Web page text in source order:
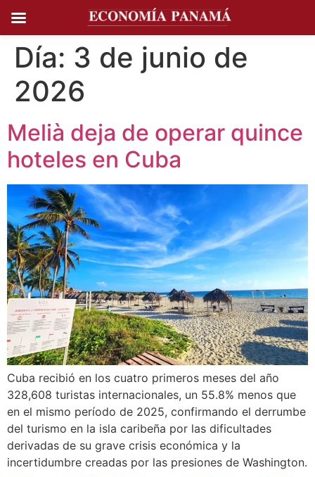
Ir al
contenido
Día: 3 de junio de
2026
Melià deja de operar quince
hoteles en Cuba
Cuba recibió en los cuatro primeros meses del año
328,608 turistas internacionales, un 55.8% menos que
en el mismo período de 2025, confirmando el derrumbe
del turismo en la isla caribeña por las dificultades
derivadas de su grave crisis económica y la
incertidumbre creadas por las presiones de Washington.